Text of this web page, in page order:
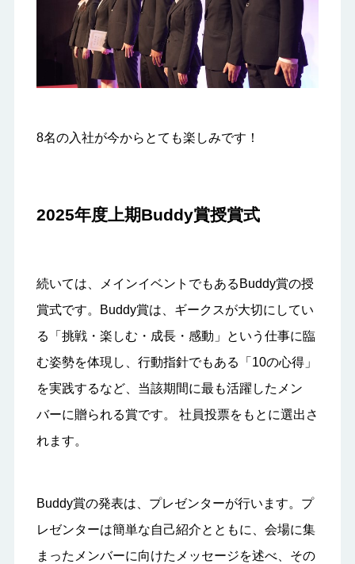
8名の入社が今からとても楽しみです！
2025年度上期Buddy賞授賞式
続いては、メインイベントでもあるBuddy賞の授
賞式です。Buddy賞は、ギークスが大切にしてい
る「挑戦・楽しむ・成長・感動」という仕事に臨
む姿勢を体現し、行動指針でもある「10の心得」
を実践するなど、当該期間に最も活躍したメン
バーに贈られる賞です。 社員投票をもとに選出さ
れます。
Buddy賞の発表は、プレゼンターが行います。プ
レゼンターは簡単な自己紹介とともに、会場に集
まったメンバーに向けたメッセージを述べ、その